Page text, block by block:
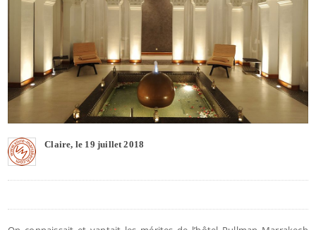
Claire, le 19 juillet 2018